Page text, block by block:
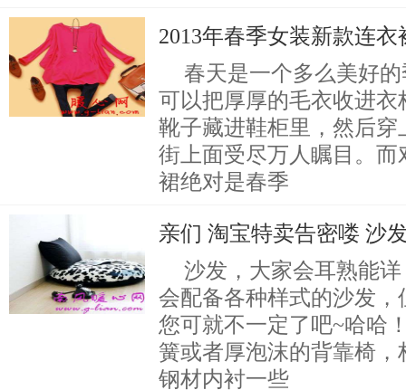
2013年春季女装新款连
春天是一个多么美好
可以把厚厚的毛衣收进
靴子藏进鞋柜里，然后
街上面受尽万人瞩目。
裙绝对是春季
亲们 淘宝特卖告密喽 沙
沙发，大家会耳熟能
会配备各种样式的沙发
您可就不一定了吧~哈哈
簧或者厚泡沫的背靠椅
钢材内衬一些